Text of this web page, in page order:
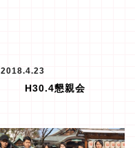
2018.4.23
H30.4懇親会